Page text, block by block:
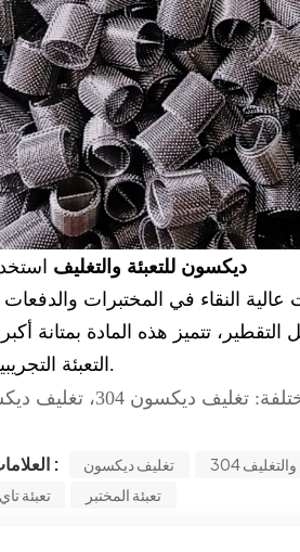
ديكسون للتعبئة والتغليف
النقاء في المختبرات والدفعات
تتميز هذه المادة بمتانة
التعبئة التجريبية الأخرى.
العلامات الساخنة : تغليف ديكسون والتغليف
تعبئة
تعبئة المختبر